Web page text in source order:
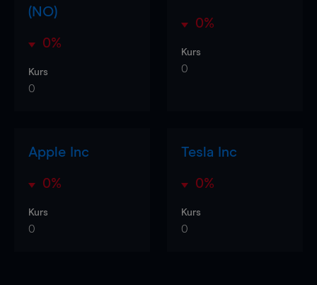
(NO)
0%
Kurs
0
0%
Kurs
0
Apple Inc
0%
Kurs
0
Tesla Inc
0%
Kurs
0